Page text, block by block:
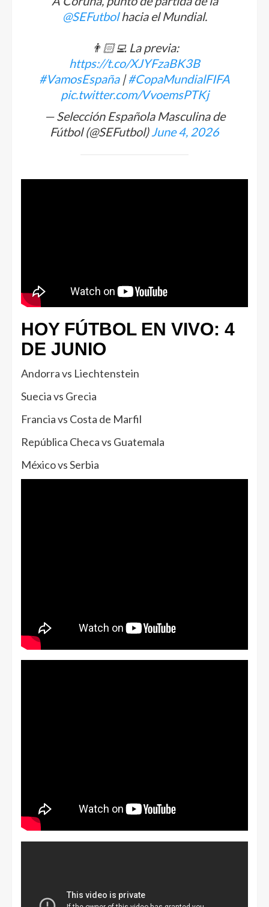
@SEFutbolhacia el Mundial.
👨🏻‍💻 La previa:
https://t.co/XJYFzaBK3B
#VamosEspaña|#CopaMundialFIFA
pic.twitter.com/VvoemsPTKj
— Selección Española Masculina de
Fútbol (@SEFutbol) June 4, 2026
HOY FÚTBOL EN VIVO: 4
DE JUNIO
Andorra vs Liechtenstein
Suecia vs Grecia
Francia vs Costa de Marfil
República Checa vs Guatemala
México vs Serbia